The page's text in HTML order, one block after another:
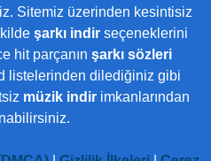
Sitemiz üzerinden kesintisiz
şarkı indirseçeneklerini
hit parçanın şarkı sözleri
listelerinden dilediğiniz gibi
müzik indir imkanlarından